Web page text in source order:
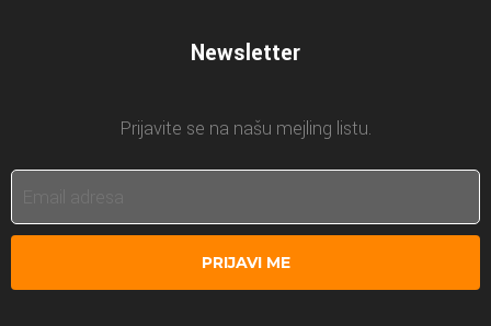
Newsletter
Prijavite se na našu mejling listu.
PRIJAVI ME